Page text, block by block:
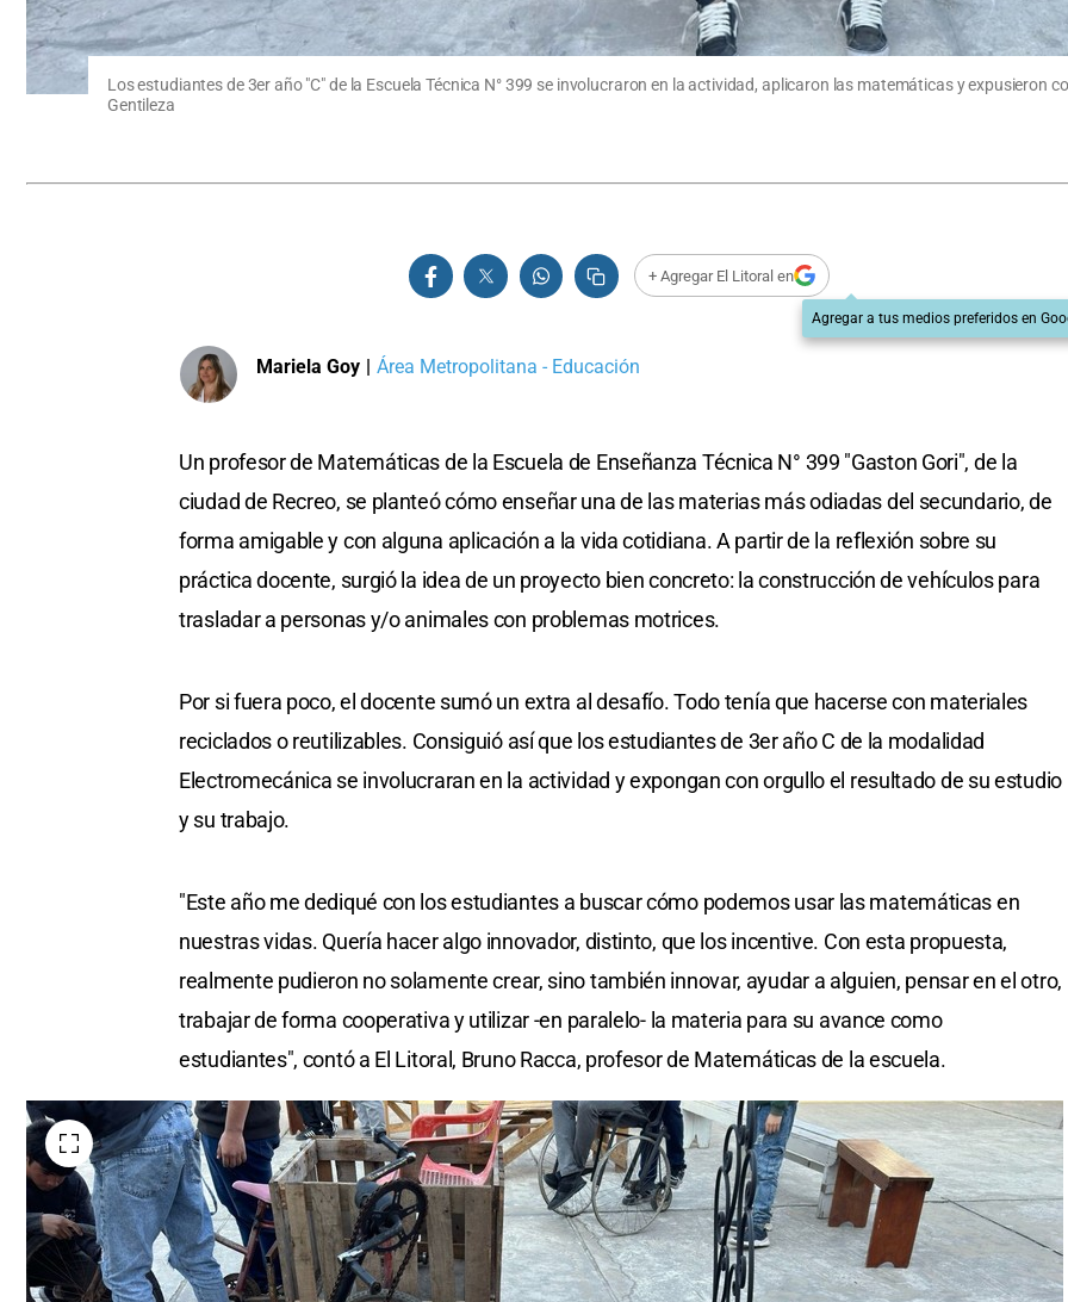
Los estudiantes de 3er año "C" de la Escuela Técnica N° 399 se involucraron en la actividad, aplicaron las matemáticas y expusieron
Gentileza
+ Agregar El Litoral en
Agregar a tus medios preferidos en
Mariela Goy Área Metropolitana - Educación
Un profesor de Matemáticas de la Escuela de Enseñanza Técnica N° 399 "Gaston Gori", de la
ciudad de Recreo, se planteó cómo enseñar una de las materias más odiadas del secundario, de
forma amigable y con alguna aplicación a la vida cotidiana. A partir de la reflexión sobre su
práctica docente, surgió la idea de un proyecto bien concreto: la construcción de vehículos para
trasladar a personas y/o animales con problemas motrices.
Por si fuera poco, el docente sumó un extra al desafío. Todo tenía que hacerse con materiales
reciclados o reutilizables. Consiguió así que los estudiantes de 3er año C de la modalidad
Electromecánica se involucraran en la actividad y expongan con orgullo el resultado de su estudio
y su trabajo.
"Este año me dediqué con los estudiantes a buscar cómo podemos usar las matemáticas en
nuestras vidas. Quería hacer algo innovador, distinto, que los incentive. Con esta propuesta,
realmente pudieron no solamente crear, sino también innovar, ayudar a alguien, pensar en el otro,
trabajar de forma cooperativa y utilizar -en paralelo- la materia para su avance como
estudiantes", contó a El Litoral, Bruno Racca, profesor de Matemáticas de la escuela.